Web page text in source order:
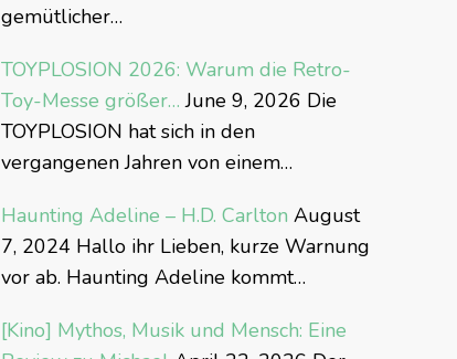
gemütlicher…
TOYPLOSION 2026: Warum die Retro-
Toy-Messe größer… June 9, 2026 Die
TOYPLOSION hat sich in den
vergangenen Jahren von einem…
Haunting Adeline – H.D. Carlton August
7, 2024 Hallo ihr Lieben, kurze Warnung
vor ab. Haunting Adeline kommt…
[Kino] Mythos, Musik und Mensch: Eine